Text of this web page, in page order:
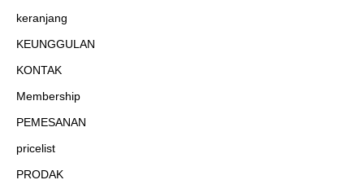
keranjang
KEUNGGULAN
KONTAK
Membership
PEMESANAN
pricelist
PRODAK